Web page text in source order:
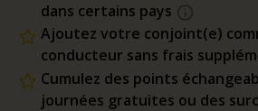
dans certains pays
Ajoutez votre conjoint(e)
conducteur sans frais
Cumulez des points
journées gratuites ou des